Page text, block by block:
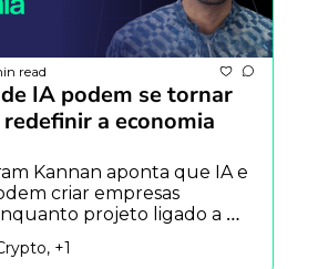
read
IA podem se tornar
a economia
Kannan aponta que IA e
criar empresas
projeto ligado a
enfrenta críticas e exploit
riscos em bridges.
+1